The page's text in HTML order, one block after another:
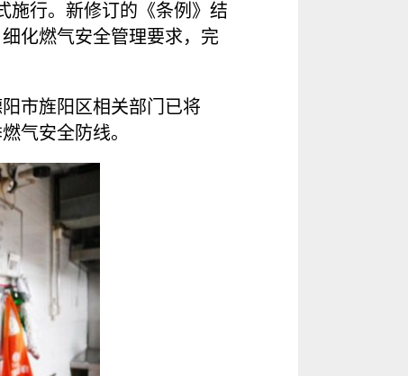
施行。新修订的《条例》结
化燃气安全管理要求，完
市旌阳区相关部门已将
气安全防线。